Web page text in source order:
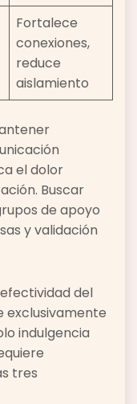
Fortalece
conexiones,
reduce
aislamiento
el dolor
Buscar
de apoyo
y validación
del
exclusivamente
indulgencia
tres